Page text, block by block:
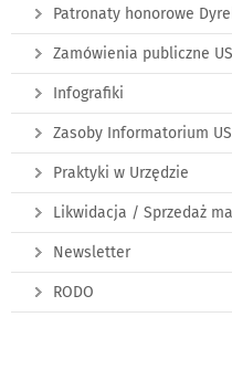
Patronaty honorowe
Zamówienia publiczne US
Infografiki
Zasoby Informatorium US
Praktyki w Urzędzie
Likwidacja / Sprzedaż
Newsletter
RODO